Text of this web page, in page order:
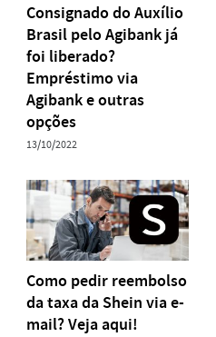
Consignado do Auxílio
Brasil pelo Agibank já
foi liberado?
Empréstimo via
Agibank e outras
opções
13/10/2022
Como pedir reembolso
da taxa da Shein via e-
mail? Veja aqui!